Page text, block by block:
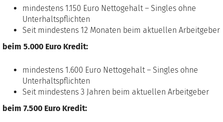
mindestens 1.150 Euro Nettogehalt – Singles ohne
Unterhaltspflichten
Seit mindestens 12 Monaten beim aktuellen Arbeitgeber
beim 5.000 Euro Kredit:
mindestens 1.600 Euro Nettogehalt – Singles ohne
Unterhaltspflichten
Seit mindestens 3 Jahren beim aktuellen Arbeitgeber
beim 7.500 Euro Kredit: